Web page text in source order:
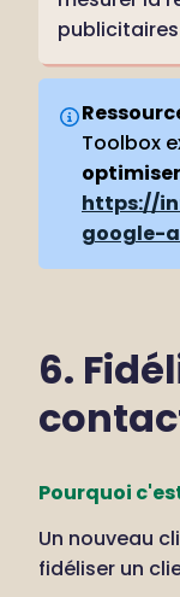
publicitaires
https://
google-
6.
Pourquoi
Un nouveau
fidéliser un